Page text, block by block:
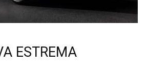
ESTREMA